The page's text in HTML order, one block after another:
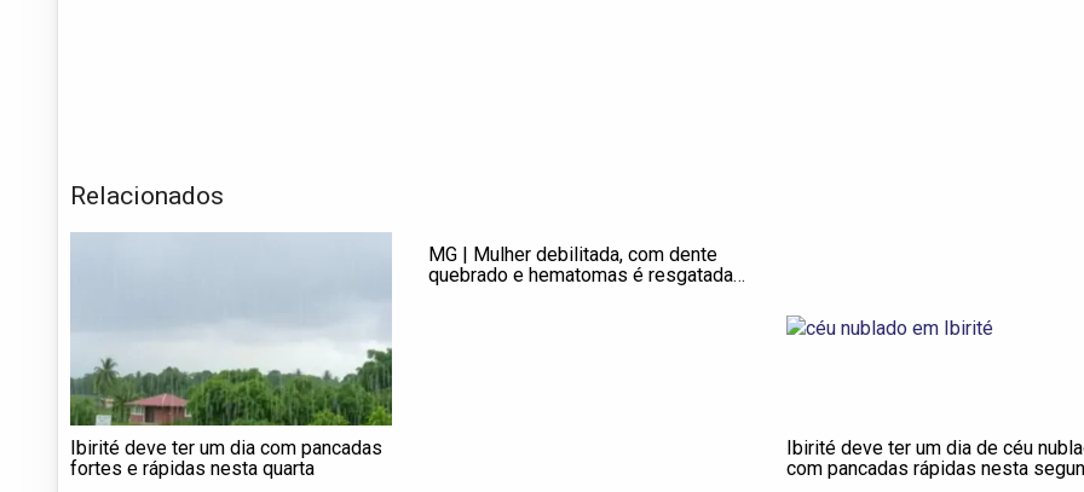
Relacionados
Ibirité deve ter um dia com pancadas
fortes e rápidas nesta quarta
MG | Mulher debilitada, com dente
quebrado e hematomas é resgatada
Ibirité deve ter um dia de céu
com pancadas rápidas nesta